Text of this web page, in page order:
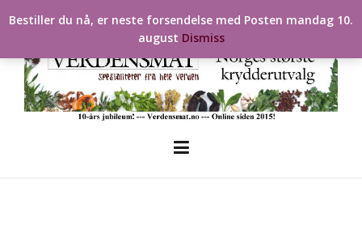
toBestiller du nå, er neste forsendelse med Posten mandag 10.
august Dismiss